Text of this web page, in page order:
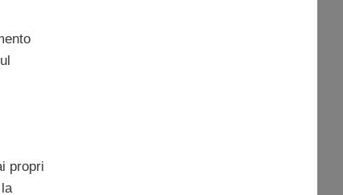
propri